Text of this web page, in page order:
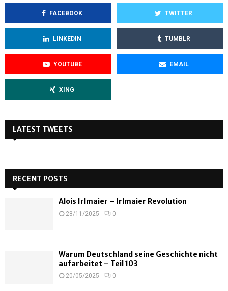
FACEBOOK TWITTER
LINKEDIN TUMBLR
YOUTUBE EMAIL
XING
LATEST TWEETS
RECENT POSTS
Alois Irlmaier – Irlmaier Revolution
28/11/2025 0
Warum Deutschland seine Geschichte nicht
aufarbeitet – Teil 103
20/05/2025 0